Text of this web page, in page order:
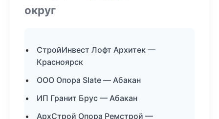
округ
СтройИнвест Лофт Архитек —
Красноярск
ООО Опора Slate — Абакан
ИП Гранит Брус — Абакан
АрхСтрой Опора Ремстрой —